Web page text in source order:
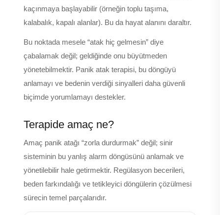
kaçınmaya başlayabilir (örneğin toplu taşıma,
kalabalık, kapalı alanlar). Bu da hayat alanını daraltır.
Bu noktada mesele “atak hiç gelmesin” diye
çabalamak değil; geldiğinde onu büyütmeden
yönetebilmektir. Panik atak terapisi, bu döngüyü
anlamayı ve bedenin verdiği sinyalleri daha güvenli
biçimde yorumlamayı destekler.
Terapide amaç ne?
Amaç panik atağı “zorla durdurmak” değil; sinir
sisteminin bu yanlış alarm döngüsünü anlamak ve
yönetilebilir hale getirmektir. Regülasyon becerileri,
beden farkındalığı ve tetikleyici döngülerin çözülmesi
sürecin temel parçalarıdır.